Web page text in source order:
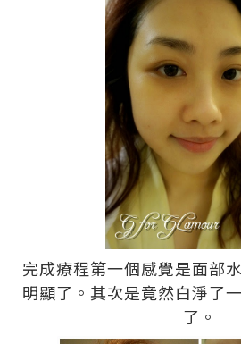
完成療程第一個感覺是面部
明顯了。其次是竟然白淨了
了。